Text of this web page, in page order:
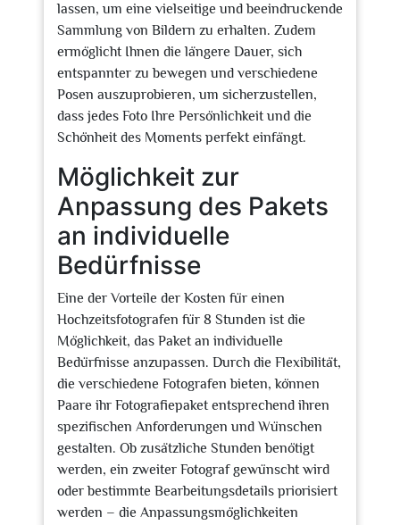
lassen, um eine vielseitige und beeindruckende
Sammlung von Bildern zu erhalten. Zudem
ermöglicht Ihnen die längere Dauer, sich
entspannter zu bewegen und verschiedene
Posen auszuprobieren, um sicherzustellen,
dass jedes Foto Ihre Persönlichkeit und die
Schönheit des Moments perfekt einfängt.
Möglichkeit zur
Anpassung des Pakets
an individuelle
Bedürfnisse
Eine der Vorteile der Kosten für einen
Hochzeitsfotografen für 8 Stunden ist die
Möglichkeit, das Paket an individuelle
Bedürfnisse anzupassen. Durch die Flexibilität,
die verschiedene Fotografen bieten, können
Paare ihr Fotografiepaket entsprechend ihren
spezifischen Anforderungen und Wünschen
gestalten. Ob zusätzliche Stunden benötigt
werden, ein zweiter Fotograf gewünscht wird
oder bestimmte Bearbeitungsdetails priorisiert
werden – die Anpassungsmöglichkeiten